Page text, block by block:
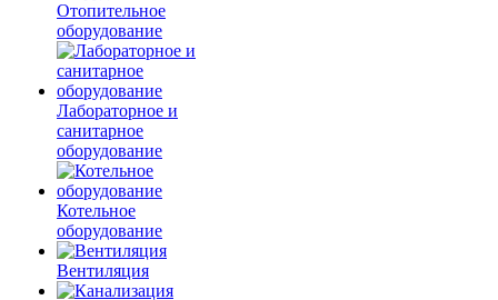
Отопительное
оборудование
Лабораторное и
санитарное
оборудование
Котельное
оборудование
Вентиляция